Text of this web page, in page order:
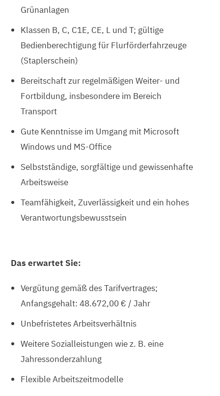
Grünanlagen
Klassen B, C, C1E, CE, L und T; gültige
Bedienberechtigung für Flurförderfahrzeuge
(Staplerschein)
Bereitschaft zur regelmäßigen Weiter- und
Fortbildung, insbesondere im Bereich
Transport
Gute Kenntnisse im Umgang mit Microsoft
Windows und MS-Office
Selbstständige, sorgfältige und gewissenhafte
Arbeitsweise
Teamfähigkeit, Zuverlässigkeit und ein hohes
Verantwortungsbewusstsein
Das erwartet Sie:
Vergütung gemäß des Tarifvertrages;
Anfangsgehalt: 48.672,00 € / Jahr
Unbefristetes Arbeitsverhältnis
Weitere Sozialleistungen wie z. B. eine
Jahressonderzahlung
Flexible Arbeitszeitmodelle